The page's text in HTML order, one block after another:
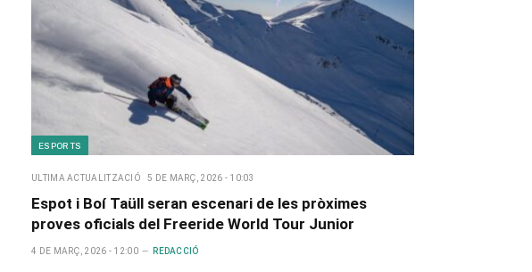
ESPORTS
ULTIMA ACTUALITZACIÓ 5 DE MARÇ, 2026 - 10:03
Espot i Boí Taüll seran escenari de les pròximes
proves oficials del Freeride World Tour Junior
4 DE MARÇ, 2026 - 12:00 REDACCIÓ